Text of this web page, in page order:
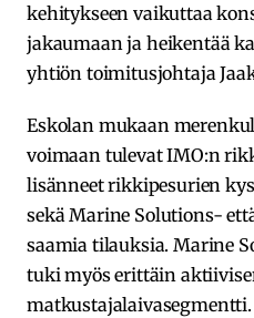
kehitykseen vaikuttaa
jakaumaan ja heikentää
yhtiön toimitusjohtaja
Eskolan mukaan
voimaan tulevat IMO:n
lisänneet rikkipesurien
sekä Marine Solutions-
saamia tilauksia. Marine
tuki myös erittäin
matkustajalaivasegmentti.